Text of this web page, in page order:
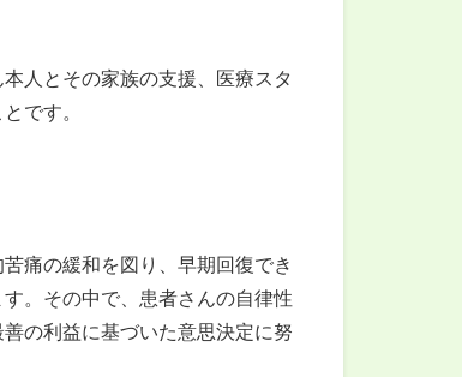
人とその家族の支援、医療スタ
です。
痛の緩和を図り、早期回復でき
。その中で、患者さんの自律性
の利益に基づいた意思決定に努